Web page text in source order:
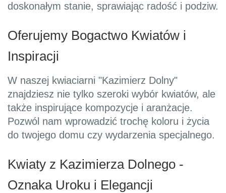
doskonałym stanie, sprawiając radość i podziw.
Oferujemy Bogactwo Kwiatów i
Inspiracji
W naszej kwiaciarni "Kazimierz Dolny"
znajdziesz nie tylko szeroki wybór kwiatów, ale
także inspirujące kompozycje i aranżacje.
Pozwól nam wprowadzić trochę koloru i życia
do twojego domu czy wydarzenia specjalnego.
Kwiaty z Kazimierza Dolnego -
Oznaka Uroku i Elegancji